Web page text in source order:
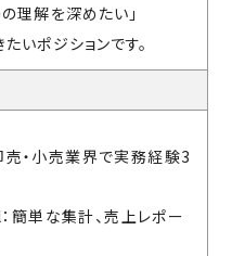
理解を深めたい」
いポジションです。
売・小売業界で実務経験3
簡単な集計、売上レポー